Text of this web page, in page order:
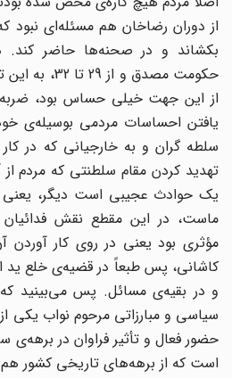
از دوران رضاخان هم مسئله‌ای نبود
بکشاند و در صحنه‌ها حاضر کند.
حکومت مصدق و از 29
از این جهت خیلی حساس بود، ضربه‌ی
یافتن احساسات مردمی بوسیله‌ی خود
سلطه گران و به خارجیانی که در کار
تهدید کردن مقام سلطنتی که مردم از
یک حوادث عجیبی است دیگر، یعنی
ماست، در این مقطع نقش فدائیان
مؤثری بود یعنی در روی کار آوردن
کاشانی، پس طبعاً در قضیه‌ی خلع ید
و در بقیه‌ی مسائل. پس می‌بینید که
سیاسی و مبارزاتی مرحوم نواب یکی از
است که از برهه‌های تاریخی کشور